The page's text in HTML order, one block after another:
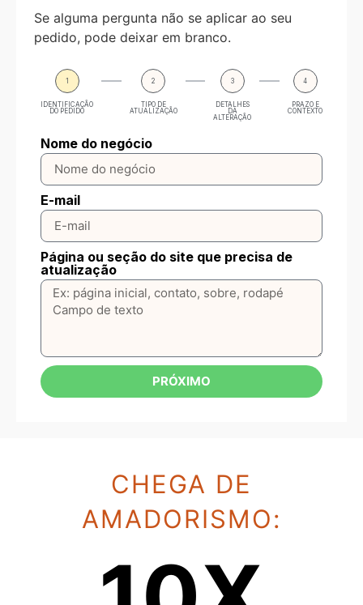
Se alguma pergunta não se aplicar ao seu
pedido, pode deixar em branco.
1
IDENTIFICAÇÃO
DO PEDIDO
2
TIPO DE
ATUALIZAÇÃO
3
DETALHES
DA
ALTERAÇÃO
4
PRAZO E
CONTEXTO
Nome do negócio
E-mail
Página ou seção do site que precisa de
atualização
PRÓXIMO
CHEGA DE
AMADORISMO: